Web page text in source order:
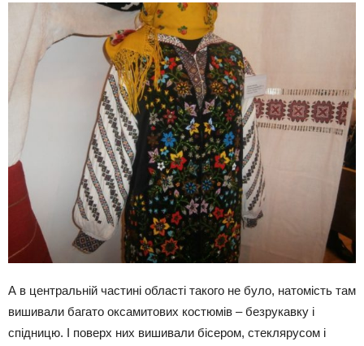
А в центральній частині області такого не було, натомість там
вишивали багато оксамитових костюмів – безрукавку і
спідницю. І поверх них вишивали бісером, стеклярусом і